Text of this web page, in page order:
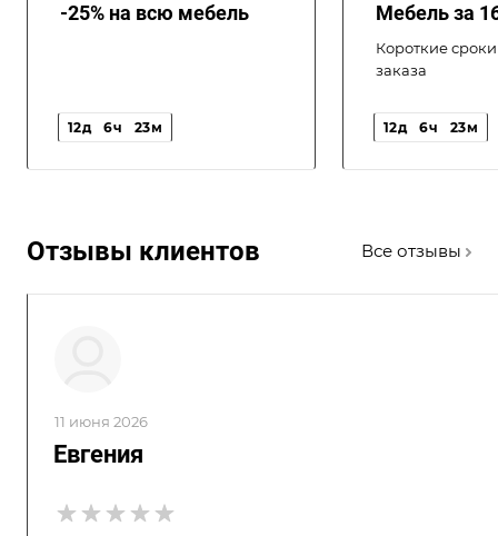
-25% на всю мебель
12д 6ч 23м
Мебель за
Короткие
заказа
12д 6ч 23м
Отзывы клиентов Все отзывы
11 июня 2026
Евгения